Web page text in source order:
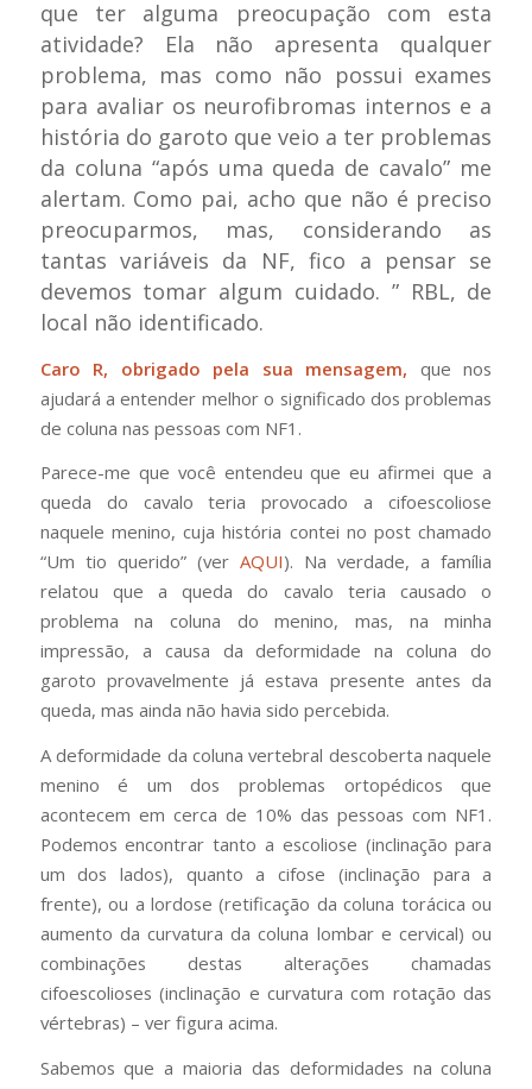
que ter alguma preocupação com esta
atividade? Ela não apresenta qualquer
problema, mas como não possui exames
para avaliar os neurofibromas internos e a
história do garoto que veio a ter problemas
da coluna “após uma queda de cavalo” me
alertam. Como pai, acho que não é preciso
preocuparmos, mas, considerando as
tantas variáveis da NF, fico a pensar se
devemos tomar algum cuidado. ”RBL, de
local não identificado.
Caro R, obrigado pela sua mensagem, que nos
ajudará a entender melhor o significado dos problemas
de coluna nas pessoas com NF1.
Parece-me que você entendeu que eu afirmei que a
queda do cavalo teria provocado a cifoescoliose
naquele menino, cuja história contei no post chamado
“Um tio querido” (ver AQUI). Na verdade, a família
relatou que a queda do cavalo teria causado o
problema na coluna do menino, mas, na minha
impressão, a causa da deformidade na coluna do
garoto provavelmente já estava presente antes da
queda, mas ainda não havia sido percebida.
A deformidade da coluna vertebral descoberta naquele
menino é um dos problemas ortopédicos que
acontecem em cerca de 10% das pessoas com NF1.
Podemos encontrar tanto a escoliose (inclinação para
um dos lados), quanto a cifose (inclinação para a
frente), ou a lordose (retificação da coluna torácica ou
aumento da curvatura da coluna lombar e cervical) ou
combinações destas alterações chamadas
cifoescolioses (inclinação e curvatura com rotação das
vértebras) – ver figura acima.
Sabemos que a maioria das deformidades na coluna